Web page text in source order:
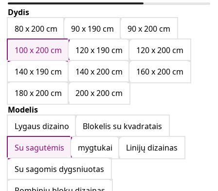
Dydis
80 x 200 cm
90 x 190 cm
90 x 200 cm
100 x 200 cm
120 x 190 cm
120 x 200 cm
140 x 190 cm
140 x 200 cm
160 x 200 cm
180 x 200 cm
200 x 200 cm
Modelis
Lygaus dizaino
Blokelis su kvadratais
Su sagutėmis
mygtukai
Linijų dizainas
Su sagomis dygsniuotas